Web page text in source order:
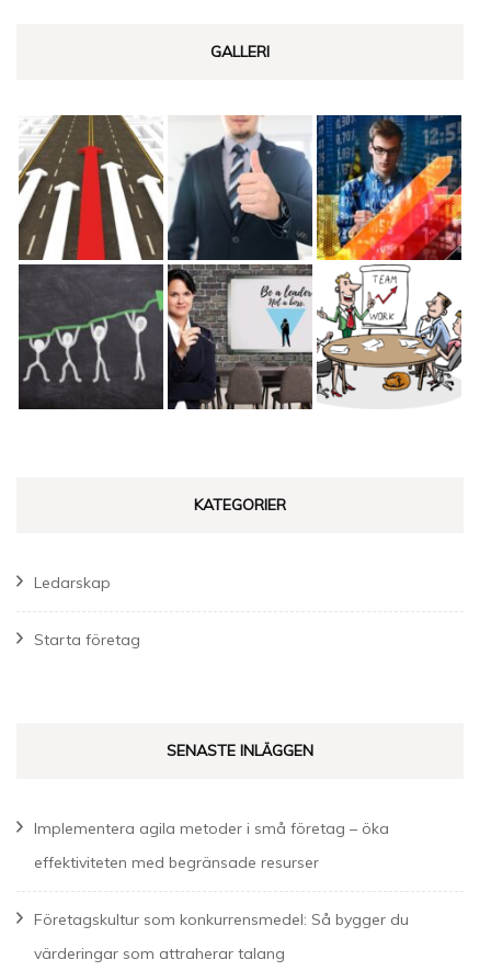
GALLERI
KATEGORIER
Ledarskap
Starta företag
SENASTE INLÄGGEN
Implementera agila metoder i små företag – öka
effektiviteten med begränsade resurser
Företagskultur som konkurrensmedel: Så bygger du
värderingar som attraherar talang